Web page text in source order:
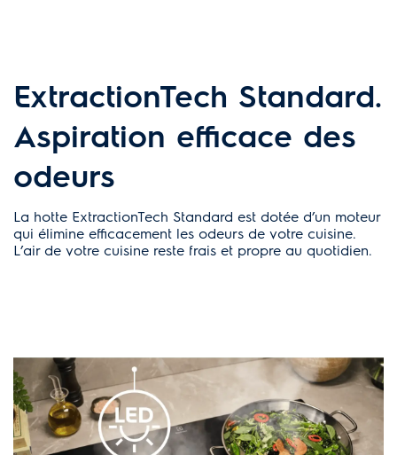
ExtractionTech Standard.
Aspiration efficace des
odeurs
La hotte ExtractionTech Standard est dotée d’un moteur
qui élimine efficacement les odeurs de votre cuisine.
L’air de votre cuisine reste frais et propre au quotidien.